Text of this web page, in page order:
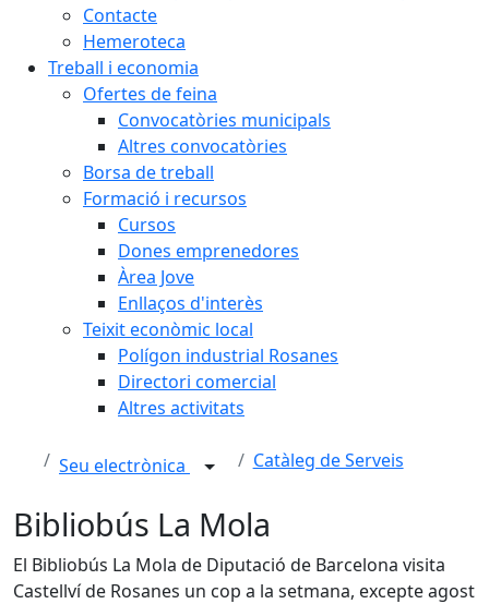
Contacte
Hemeroteca
Treball i economia
Ofertes de feina
Convocatòries municipals
Altres convocatòries
Borsa de treball
Formació i recursos
Cursos
Dones emprenedores
Àrea Jove
Enllaços d'interès
Teixit econòmic local
Polígon industrial Rosanes
Directori comercial
Altres activitats
Seu electrònica Catàleg de Serveis
Bibliobús La Mola
El Bibliobús La Mola de Diputació de Barcelona visita
Castellví de Rosanes un cop a la setmana, excepte agost